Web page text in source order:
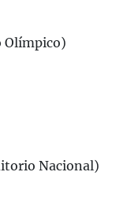
Olímpico)
Nacional)